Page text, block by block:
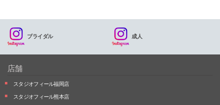
ブライダル 成人
店舗
スタジオフィール福岡店
スタジオフィール熊本店